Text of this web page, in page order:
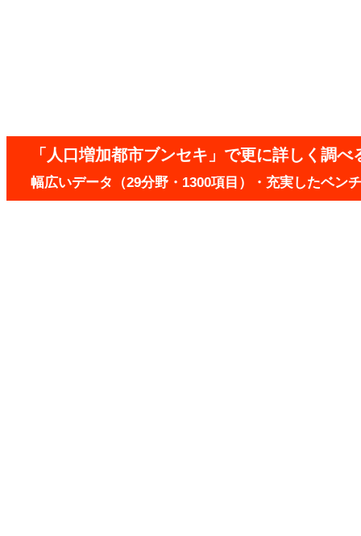
「人口増加都市ブンセキ」で更に詳しく調べ
幅広いデータ（29分野・1300項目）・充実したベン